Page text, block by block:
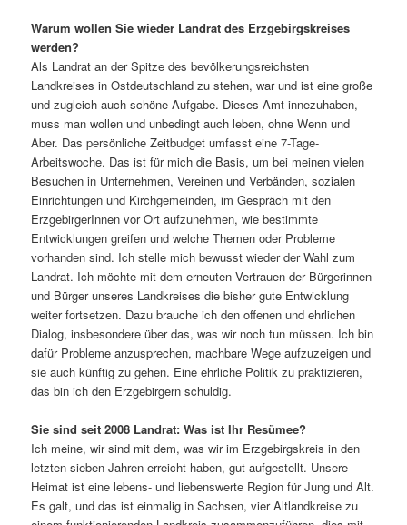
Warum wollen Sie wieder Landrat des Erzgebirgskreises
werden?
Als Landrat an der Spitze des bevöl­ke­rungs­reichsten
Landkreises in Ostdeutschland zu stehen, war und ist eine große
und zugleich auch schöne Aufgabe. Dieses Amt inne­zu­haben,
muss man wollen und unbe­dingt auch leben, ohne Wenn und
Aber. Das persön­liche Zeitbudget umfasst eine 7-Tage-
Arbeitswoche. Das ist für mich die Basis, um bei meinen vielen
Besuchen in Unternehmen, Vereinen und Verbänden, sozialen
Einrichtungen und Kirchgemeinden, im Gespräch mit den
ErzgebirgerInnen vor Ort aufzu­nehmen, wie bestimmte
Entwicklungen greifen und welche Themen oder Probleme
vorhanden sind. Ich stelle mich bewusst wieder der Wahl zum
Landrat. Ich möchte mit dem erneuten Vertrauen der Bürgerinnen
und Bürger unseres Landkreises die bisher gute Entwicklung
weiter fort­setzen. Dazu brauche ich den offenen und ehrli­chen
Dialog, insbe­son­dere über das, was wir noch tun müssen. Ich bin
dafür Probleme anzu­spre­chen, mach­bare Wege aufzu­zeigen und
sie auch künftig zu gehen. Eine ehrliche Politik zu prak­ti­zieren,
das bin ich den Erzgebirgern schuldig.
Sie sind seit 2008 Landrat: Was ist Ihr Resümee?
Ich meine, wir sind mit dem, was wir im Erzgebirgskreis in den
letzten sieben Jahren erreicht haben, gut aufge­stellt. Unsere
Heimat ist eine lebens- und liebens­werte Region für Jung und Alt.
Es galt, und das ist einmalig in Sachsen, vier Altlandkreise zu